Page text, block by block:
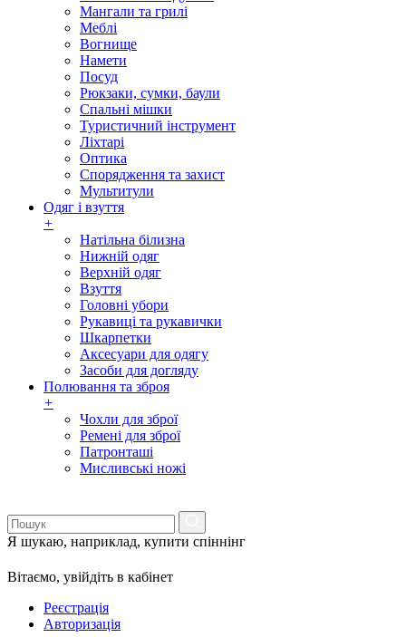
Мангали та грилі
Меблі
Вогнище
Намети
Посуд
Рюкзаки, сумки, баули
Спальні мішки
Туристичний інструмент
Ліхтарі
Оптика
Спорядження та захист
Мультитули
Одяг і взуття
+
Натільна білизна
Нижній одяг
Верхній одяг
Взуття
Головні убори
Рукавиці та рукавички
Шкарпетки
Аксесуари для одягу
Засоби для догляду
Полювання та зброя
+
Чохли для зброї
Ремені для зброї
Патронташі
Мисливські ножі
Я шукаю, наприклад, купити спіннінг
Вітаємо, увійдіть в кабінет
Реєстрація
Авторизація